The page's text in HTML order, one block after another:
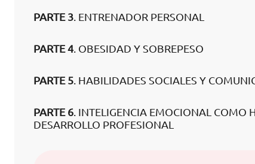
PARTE 3. ENTRENADOR PERSONAL
PARTE 4. OBESIDAD Y SOBREPESO
PARTE 5. HABILIDADES SOCIALES Y
PARTE 6. INTELIGENCIA EMOCIONAL COMO
DESARROLLO PROFESIONAL